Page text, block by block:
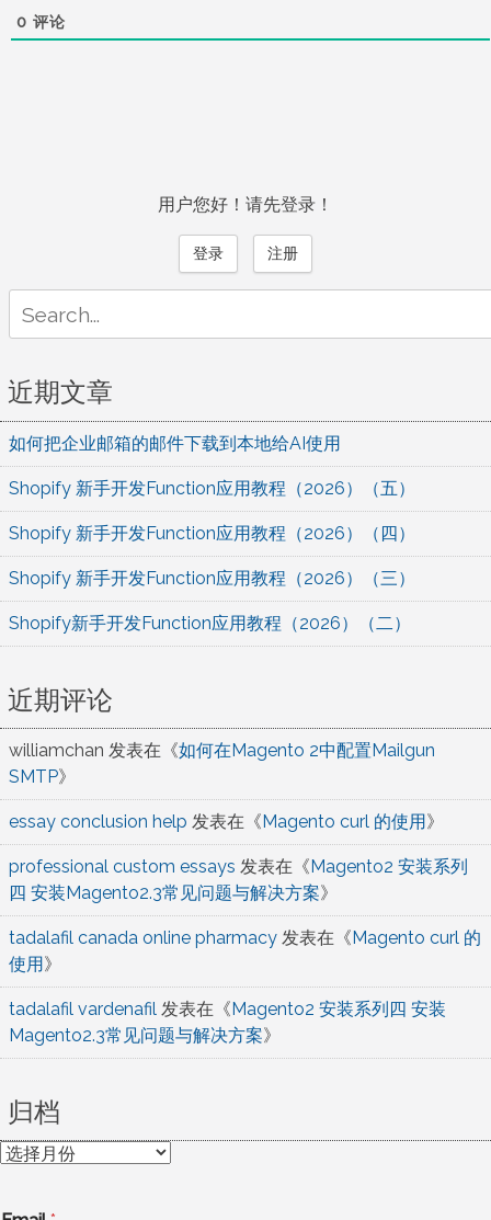
0 评论
用户您好！请先登录！
登录 注册
for:
近期文章
如何把企业邮箱的邮件下载到本地给AI使用
Shopify 新手开发Function应用教程（2026）（五）
Shopify 新手开发Function应用教程（2026）（四）
Shopify 新手开发Function应用教程（2026）（三）
Shopify新手开发Function应用教程（2026）（二）
近期评论
williamchan 发表在《如何在Magento 2中配置Mailgun
SMTP》
essay conclusion help 发表在《Magento curl 的使用》
professional custom essays 发表在《Magento2 安装系列
四 安装Magento2.3常见问题与解决方案》
tadalafil canada online pharmacy 发表在《Magento curl 的
使用》
tadalafil vardenafil 发表在《Magento2 安装系列四 安装
Magento2.3常见问题与解决方案》
归档
归